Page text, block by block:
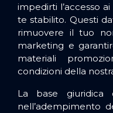
impedirti l’accesso
te stabilito. Questi
rimuovere il tuo
marketing e
materiali
condizioni della
La base giuridica
nell’adempimento